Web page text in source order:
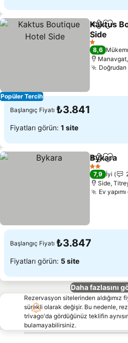
Popüler Tercih
Paylaş
Kaktus
Side
1 Yıldız
8,6
Doğrudan
Başlangıç Fiyatı ₺3.841
Fiyatları görün: 1 site
Paylaş
Bykara
2 Yıldız
7,9 İyi
Side,
Ev
Başlangıç Fiyatı ₺3.847
Fiyatları görün: 5 site
Daha fazlasını
Rezervasyon sitelerinden aldığımız
sürekli olarak değişir. Bu nedenle,
trivago'da gördüğünüz teklifin
bulamayabilirsiniz.